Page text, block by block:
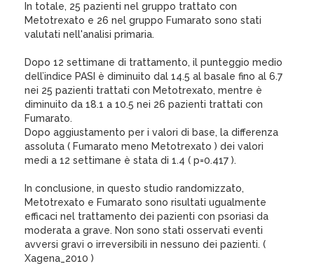
In totale, 25 pazienti nel gruppo trattato con
Metotrexato e 26 nel gruppo Fumarato sono stati
valutati nell'analisi primaria.
Dopo 12 settimane di trattamento, il punteggio medio
dell’indice PASI è diminuito dal 14.5 al basale fino al 6.7
nei 25 pazienti trattati con Metotrexato, mentre è
diminuito da 18.1 a 10.5 nei 26 pazienti trattati con
Fumarato.
Dopo aggiustamento per i valori di base, la differenza
assoluta ( Fumarato meno Metotrexato ) dei valori
medi a 12 settimane è stata di 1.4 ( p=0.417 ).
In conclusione, in questo studio randomizzato,
Metotrexato e Fumarato sono risultati ugualmente
efficaci nel trattamento dei pazienti con psoriasi da
moderata a grave. Non sono stati osservati eventi
avversi gravi o irreversibili in nessuno dei pazienti. (
Xagena_2010 )